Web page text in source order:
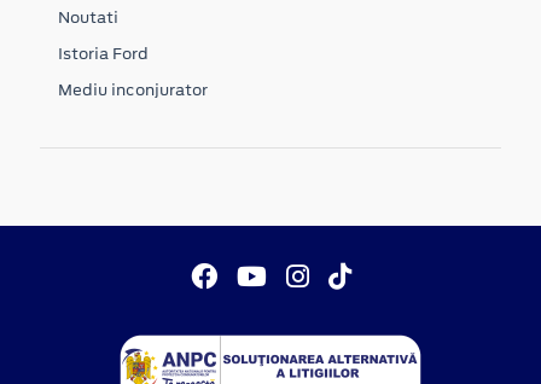
Noutati
Istoria Ford
Mediu inconjurator